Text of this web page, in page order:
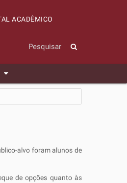
ACADÊMICO
alvo foram alunos de
de opções quanto às